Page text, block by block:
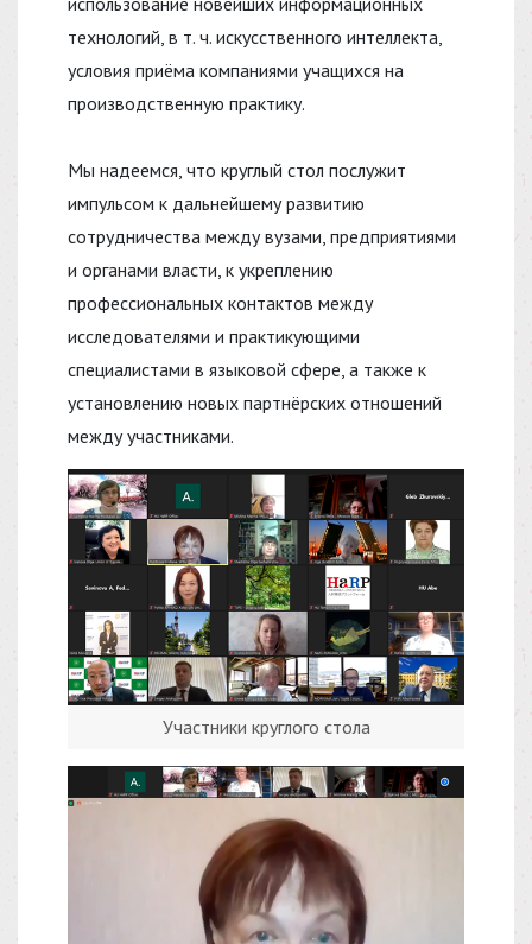
технологий, в т. ч. искусственного интеллекта,
условия приёма компаниями учащихся на
производственную практику.
Мы надеемся, что круглый стол послужит
импульсом к дальнейшему развитию
сотрудничества между вузами, предприятиями
и органами власти, к укреплению
профессиональных контактов между
исследователями и практикующими
специалистами в языковой сфере, а также к
установлению новых партнёрских отношений
между участниками.
Участники круглого стола